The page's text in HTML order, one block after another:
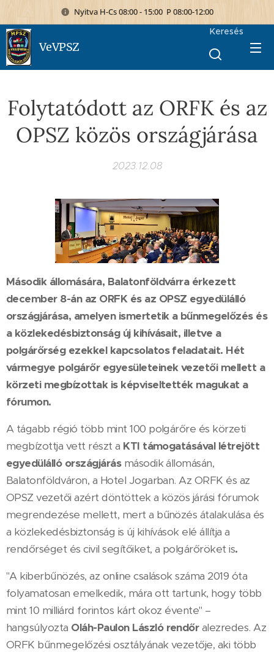
Nyitva H-Cs 08:00 - 15:00 P 08:00-12:00
VeVPSZ
Keresés
Folytatódott az ORFK és az
OPSZ közös országjárása
2023.12.08
Második állomására, Balatonföldvárra érkezett
december 8-án az ORFK és az OPSZ egyedülálló
országjárása, amelyen ismertetik a bűnmegelőzés és
a közlekedésbiztonság új kihívásait, illetve a
polgárőrség ezekkel kapcsolatos feladatait. Hét
vármegye polgárőr egyesületeinek vezetői mellett a
körzeti megbízottak is képviseltették magukat a
fórumon.
A tágabb régió több mint 100 polgárőre és körzeti
megbízottja vett részt a KTI támogatásával létrejött
egyedülálló országjárásmásodik állomásán,
Balatonföldváron, a Hotel Jogarban. Az ORFK és az
OPSZ vezetői azért döntöttek a közös járási fórumok
megrendezése mellett, mert a bűnözés átalakulása és
a közlekedésbiztonság is új kihívások elé állítja a
rendőrséget és civil segítőiket, a polgárőröket is.
"A kiberbűnözés, az online csalások száma 2019 óta
folyamatosan emelkedik, mára ott tartunk, hogy több
mint 10 milliárd forintos kárt okoz évente" –
hangsúlyozta Oláh-Paulon László rendőralezredes. Az
ORFK bűnmegelőzési osztályának vezetője, aki több